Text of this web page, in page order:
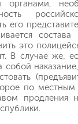
органами,
его
состава
это
В случае же,
собой
по местным
продления